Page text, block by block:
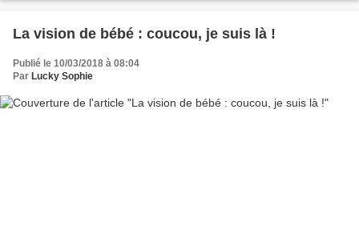
La vision de bébé : coucou, je suis là !
Publié le 10/03/2018 à 08:04
Par Lucky Sophie